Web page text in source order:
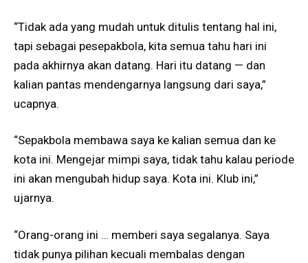
“Tidak ada yang mudah untuk ditulis tentang hal ini,
tapi sebagai pesepakbola, kita semua tahu hari ini
pada akhirnya akan datang. Hari itu datang — dan
kalian pantas mendengarnya langsung dari saya,”
ucapnya.
“Sepakbola membawa saya ke kalian semua dan ke
kota ini. Mengejar mimpi saya, tidak tahu kalau periode
ini akan mengubah hidup saya. Kota ini. Klub ini,”
ujarnya.
“Orang-orang ini … memberi saya segalanya. Saya
tidak punya pilihan kecuali membalas dengan